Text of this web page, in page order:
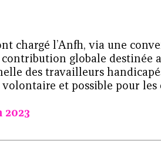
chargé l’Anfh, via une
contribution globale destinée
des travailleurs
et possible pour
2023